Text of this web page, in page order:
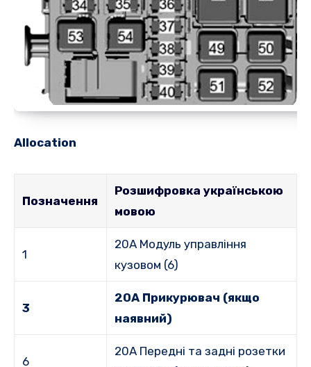
Allocation
Позначення
Розшифровка українською
мовою
1
20A Модуль управління
кузовом (6)
3
20A Прикурювач (якщо
наявний)
6
20A Передні та задні розетки